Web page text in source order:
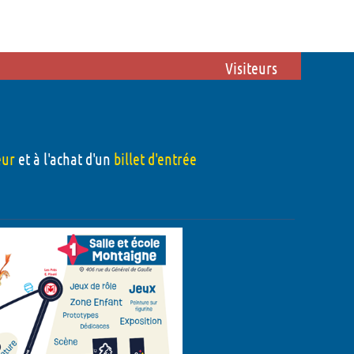
Etre bénévole pendant le festival
Foire aux questions
Visiteurs
et à l'achat d'un billet d'entrée